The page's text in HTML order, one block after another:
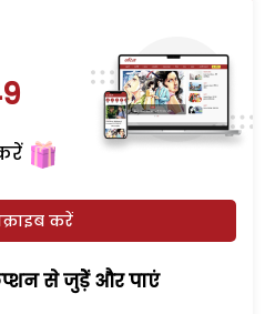
करें
से जुड़ेें और पाएं